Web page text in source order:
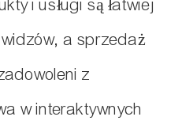
i usługi są łatwiej
a sprzedaż
z
w interaktywnych